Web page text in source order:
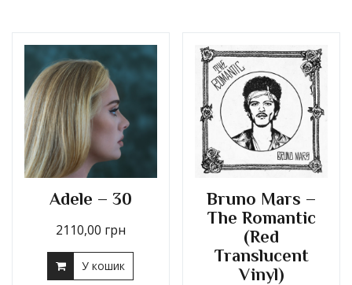
Adele – 30
2110,00 грн
У кошик
Bruno Mars –
The Romantic
(Red
Translucent
Vinyl)